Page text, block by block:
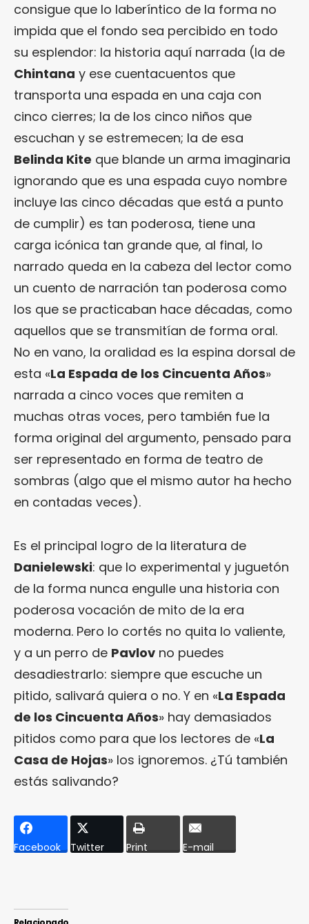
consigue que lo laberíntico de la forma no
impida que el fondo sea percibido en todo
su esplendor: la historia aquí narrada (la de
Chintana y ese cuentacuentos que
transporta una espada en una caja con
cinco cierres; la de los cinco niños que
escuchan y se estremecen; la de esa
Belinda Kite que blande un arma imaginaria
ignorando que es una espada cuyo nombre
incluye las cinco décadas que está a punto
de cumplir) es tan poderosa, tiene una
carga icónica tan grande que, al final, lo
narrado queda en la cabeza del lector como
un cuento de narración tan poderosa como
los que se practicaban hace décadas, como
aquellos que se transmitían de forma oral.
No en vano, la oralidad es la espina dorsal de
esta «La Espada de los Cincuenta Años»
narrada a cinco voces que remiten a
muchas otras voces, pero también fue la
forma original del argumento, pensado para
ser representado en forma de teatro de
sombras (algo que el mismo autor ha hecho
en contadas veces).
Es el principal logro de la literatura de
Danielewski: que lo experimental y juguetón
de la forma nunca engulle una historia con
poderosa vocación de mito de la era
moderna. Pero lo cortés no quita lo valiente,
y a un perro de Pavlov no puedes
desadiestrarlo: siempre que escuche un
pitido, salivará quiera o no. Y en «La Espada
de los Cincuenta Años» hay demasiados
pitidos como para que los lectores de «La
Casa de Hojas» los ignoremos. ¿Tú también
estás salivando?
Facebook Twitter Print E-mail